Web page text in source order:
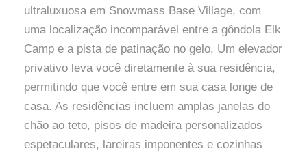
ultraluxuosa em Snowmass Base Village, com
uma localização incomparável entre a gôndola Elk
Camp e a pista de patinação no gelo. Um elevador
privativo leva você diretamente à sua residência,
permitindo que você entre em sua casa longe de
casa. As residências incluem amplas janelas do
chão ao teto, pisos de madeira personalizados
espetaculares, lareiras imponentes e cozinhas